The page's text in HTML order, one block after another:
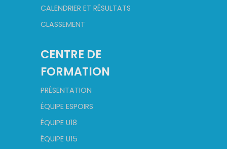
CALENDRIER ET RÉSULTATS
CLASSEMENT
CENTRE DE
FORMATION
PRÉSENTATION
ÉQUIPE ESPOIRS
ÉQUIPE U18
ÉQUIPE U15